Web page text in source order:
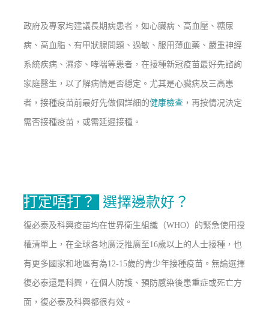
政府及專家均建議長期病患者，如心臟病、高血壓、糖尿
病、高血脂、有甲狀腺問題、過敏、服用薄血藥、嚴重神經
系統疾病、濕疹、哮喘等患者，在接種新冠疫苗最好先諮詢
家庭醫生，以了解病情是否穩定。尤其是心臟病及三高患
者，接種疫苗前最好先做個詳細的健康檢查 ，再按情况決定
需否接種疫苗，或需延遲接種。
打定唔打？ 選擇邊款好？
復必泰及科興疫苗均在世界衛生組織（WHO）的緊急使用授
權清單上，在全球各地廣泛推廣至16歲以上的人士接種，也
有更多國家和地區有為12-15歲的青少年接種疫苗。無論選擇
復必泰還是科興，在個人防護、預防感染後患重症或死亡方
面，復必泰及科興都很有效。